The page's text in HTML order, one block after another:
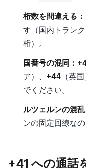
桁数を間違える：
す（国内トラン
桁）。
国番号の混同：
ア）、 +44 （英国
でください。
ルツェルンの混乱
ンの固定回線な
+41 への通話